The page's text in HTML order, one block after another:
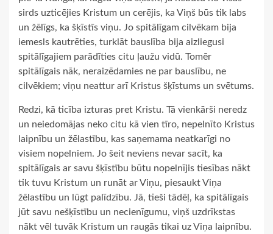
sirds uzticējies Kristum un cerējis, ka Viņš būs tik labs
un žēlīgs, ka šķīstīs viņu. Jo spitālīgam cilvēkam bija
iemesls kautrēties, turklāt bauslība bija aizliegusi
spitālīgajiem parādīties citu ļaužu vidū. Tomēr
spitālīgais nāk, neraizēdamies ne par bauslību, ne
cilvēkiem; viņu neattur arī Kristus šķīstums un svētums.
Redzi, kā ticība izturas pret Kristu. Tā vienkārši neredz
un neiedomājas neko citu kā vien tīro, nepelnīto Kristus
laipnību un žēlastību, kas saņemama neatkarīgi no
visiem nopelniem. Jo šeit neviens nevar sacīt, ka
spitālīgais ar savu šķīstību būtu nopelnījis tiesības nākt
tik tuvu Kristum un runāt ar Viņu, piesaukt Viņa
žēlastību un lūgt palīdzību. Jā, tieši tādēļ, ka spitālīgais
jūt savu nešķīstību un necienīgumu, viņš uzdrīkstas
nākt vēl tuvāk Kristum un raugās tikai uz Viņa laipnību.